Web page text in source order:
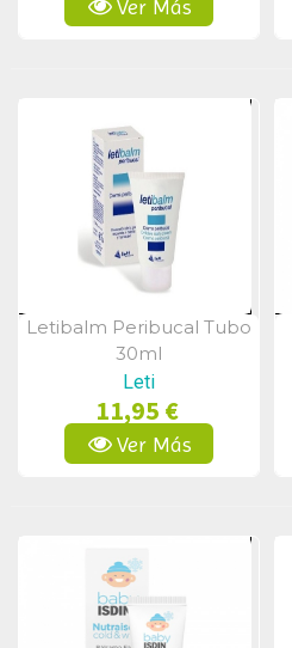
Ver Más
Vista Rápida
Letibalm Peribucal Tubo
30ml
Leti
11,95 €
Ver Más